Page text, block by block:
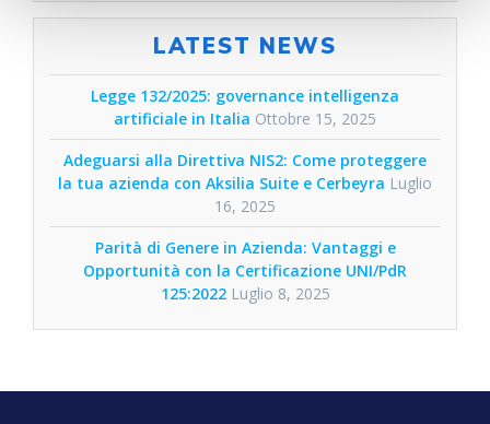
LATEST NEWS
Legge 132/2025: governance intelligenza
artificiale in Italia Ottobre 15, 2025
Adeguarsi alla Direttiva NIS2: Come proteggere
la tua azienda con Aksilia Suite e Cerbeyra Luglio
16, 2025
Parità di Genere in Azienda: Vantaggi e
Opportunità con la Certificazione UNI/PdR
125:2022 Luglio 8, 2025